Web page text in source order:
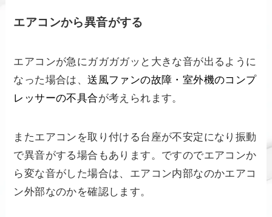
エアコンから異音がする
エアコンが急にガガガガッと大きな音が出るように
なった場合は、送風ファンの故障・室外機のコンプ
レッサーの不具合が考えられます。
またエアコンを取り付ける台座が不安定になり振動
で異音がする場合もあります。ですのでエアコンか
ら変な音がした場合は、エアコン内部なのかエアコ
ン外部なのかを確認します。